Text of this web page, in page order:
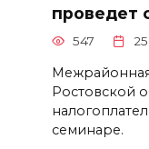
проведет
547
Ростовской
семинаре.